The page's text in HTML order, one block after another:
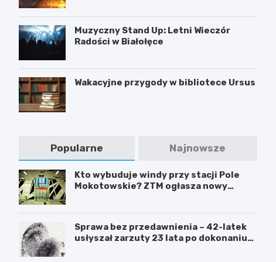
Muzyczny Stand Up: Letni Wieczór
Radości w Białołęce
Wakacyjne przygody w bibliotece Ursus
Popularne Najnowsze
Kto wybuduje windy przy stacji Pole
Mokotowskie? ZTM ogłasza nowy
Sprawa bez przedawnienia – 42-latek
usłyszał zarzuty 23 lata po dokonaniu